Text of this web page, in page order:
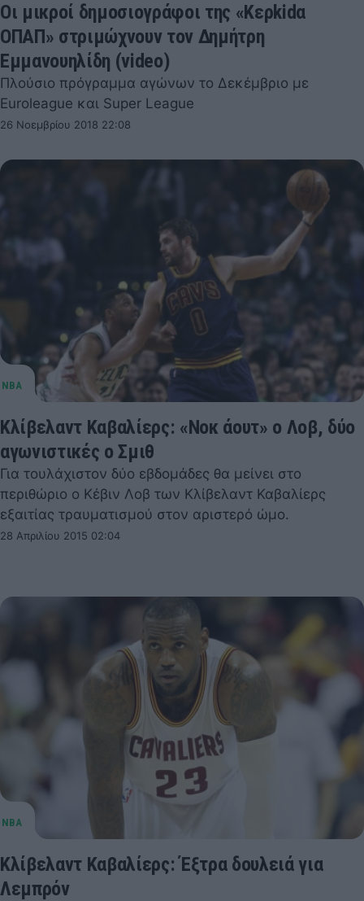
Οι μικροί δημοσιογράφοι της «Κερkidα
ΟΠΑΠ» στριμώχνουν τον Δημήτρη
Εμμανουηλίδη (video)
Πλούσιο πρόγραμμα αγώνων το Δεκέμβριο με
Euroleague και Super League
26 Νοεμβρίου 2018 22:08
Κλίβελαντ Καβαλίερς: «Νοκ άουτ» ο Λοβ, δύο
αγωνιστικές ο Σμιθ
Για τουλάχιστον δύο εβδομάδες θα μείνει στο
περιθώριο ο Κέβιν Λοβ των Κλίβελαντ Καβαλίερς
εξαιτίας τραυματισμού στον αριστερό ώμο.
28 Απριλίου 2015 02:04
Κλίβελαντ Καβαλίερς: Έξτρα δουλειά για
Λεμπρόν